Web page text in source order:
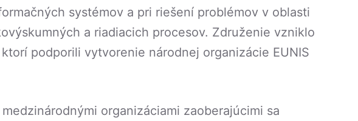
systémov a pri riešení problémov v oblasti
a riadiacich procesov. Združenie vzniklo
podporili vytvorenie národnej organizácie EUNIS
organizáciami zaoberajúcimi sa